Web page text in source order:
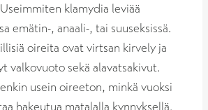
klamydia leviää
emätin-, anaali-, tai suuseksissä.
oireita ovat virtsan kirvely ja
valkovuoto sekä alavatsakivut.
usein oireeton, minkä vuoksi
hakeutua matalalla kynnyksellä.